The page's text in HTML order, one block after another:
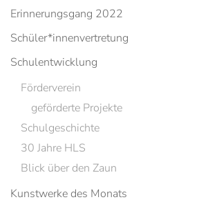
Erinnerungsgang 2022
Schüler*innenvertretung
Schulentwicklung
Förderverein
geförderte Projekte
Schulgeschichte
30 Jahre HLS
Blick über den Zaun
Kunstwerke des Monats